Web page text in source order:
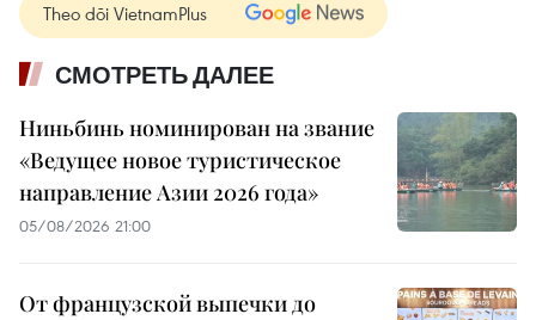
Theo dõi VietnamPlus
СМОТРЕТЬ ДАЛЕЕ
Ниньбинь номинирован на звание
«Ведущее новое туристическое
направление Азии 2026 года»
05/08/2026 21:00
От французской выпечки до